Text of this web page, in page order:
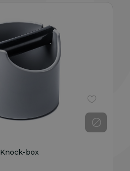
Knock-box
В